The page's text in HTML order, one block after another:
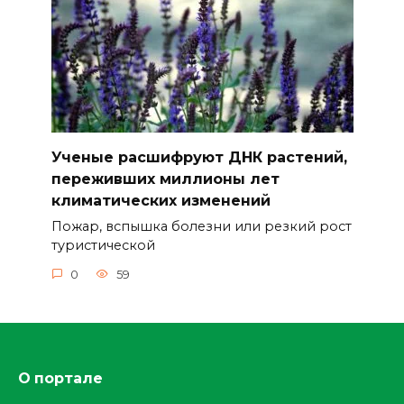
Ученые расшифруют ДНК растений,
переживших миллионы лет
климатических изменений
Пожар, вспышка болезни или резкий рост
туристической
0 59
О портале